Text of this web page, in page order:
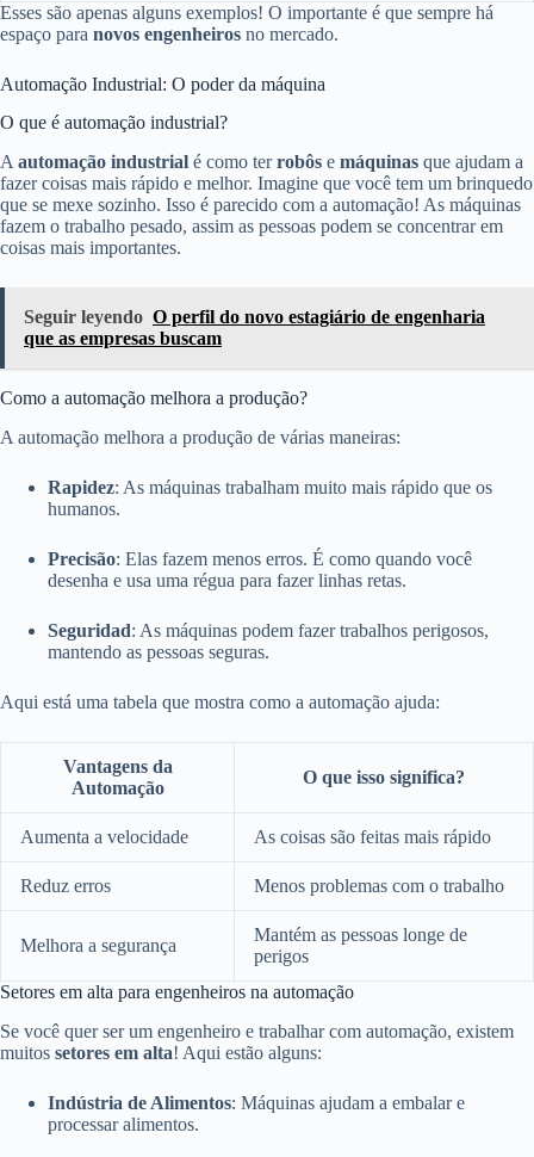
Esses são apenas alguns exemplos! O importante é que sempre há
espaço para novos engenheiros no mercado.
Automação Industrial: O poder da máquina
O que é automação industrial?
A automação industrial é como terrobôs e máquinas que ajudam a
fazer coisas mais rápido e melhor. Imagine que você tem um brinquedo
que se mexe sozinho. Isso é parecido com a automação! As máquinas
fazem o trabalho pesado, assim as pessoas podem se concentrar em
coisas mais importantes.
Seguir leyendo O perfil do novo estagiário de engenharia
que as empresas buscam
Como a automação melhora a produção?
A automação melhora a produção de várias maneiras:
Rapidez: As máquinas trabalham muito mais rápido que os
humanos.
Precisão: Elas fazem menos erros. É como quando você
desenha e usa uma régua para fazer linhas retas.
Seguridad: As máquinas podem fazer trabalhos perigosos,
mantendo as pessoas seguras.
Aqui está uma tabela que mostra como a automação ajuda:
Vantagens da
Automação
O que isso significa?
Aumenta a velocidade As coisas são feitas mais rápido
Reduz erros Menos problemas com o trabalho
Melhora a segurança
Mantém as pessoas longe de
perigos
Setores em alta para engenheiros na automação
Se você quer ser um engenheiro e trabalhar com automação, existem
muitos setores em alta! Aqui estão alguns:
Indústria de Alimentos: Máquinas ajudam a embalar e
processar alimentos.